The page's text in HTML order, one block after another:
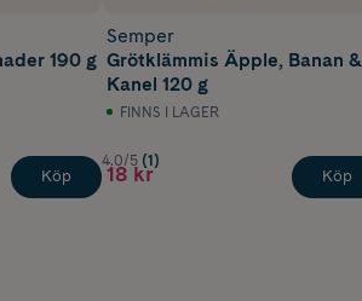
190 g
Köp
Semper
Grötklämmis Äpple, Banan &
Kanel 120 g
FINNS I LAGER
4.0/5 (1)
18 kr Köp